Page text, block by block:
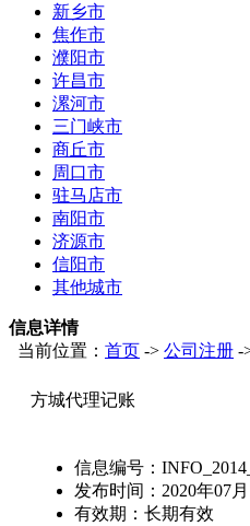
新乡市
焦作市
濮阳市
许昌市
漯河市
三门峡市
商丘市
周口市
驻马店市
南阳市
济源市
信阳市
其他城市
信息详情
当前位置： 首页 -> 公司注册 -
方城代理记账
信息编号：
发布时间： 2020年07月
有效期： 长期有效